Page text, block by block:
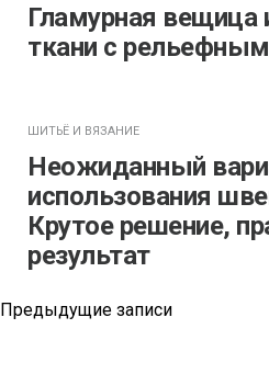
Гламурная вещица
ткани с
ШИТЬЁ И ВЯЗАНИЕ
Неожиданный
использования
Крутое решение,
результат
Навигация
Предыдущие записи